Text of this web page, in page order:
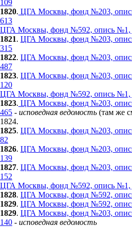
109
1820. ЦГА Москвы, фонд №203,
613
ЦГА Москвы, фонд №592, опись №1,
1821. ЦГА Москвы, фонд №203,
315
1822. ЦГА Москвы, фонд №203,
487
1823. ЦГА Москвы, фонд №203,
120
ЦГА Москвы, фонд №592, опись №1,
1823. ЦГА Москвы, фонд №203,
465 - исповедная ведомость (там же
1824.
1825. ЦГА Москвы, фонд №203,
82
1826. ЦГА Москвы, фонд №203,
139
1827. ЦГА Москвы, фонд №203,
152
ЦГА Москвы, фонд №592, опись №1,
1828. ЦГА Москвы, фонд №592,
1829. ЦГА Москвы, фонд №592,
1829. ЦГА Москвы, фонд №203,
140 - исповедная ведомость